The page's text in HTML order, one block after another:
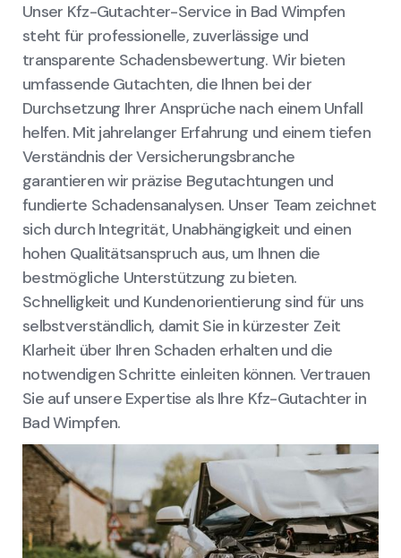
Unser Kfz-Gutachter-Service in Bad Wimpfen
steht für professionelle, zuverlässige und
transparente Schadensbewertung. Wir bieten
umfassende Gutachten, die Ihnen bei der
Durchsetzung Ihrer Ansprüche nach einem Unfall
helfen. Mit jahrelanger Erfahrung und einem tiefen
Verständnis der Versicherungsbranche
garantieren wir präzise Begutachtungen und
fundierte Schadensanalysen. Unser Team zeichnet
sich durch Integrität, Unabhängigkeit und einen
hohen Qualitätsanspruch aus, um Ihnen die
bestmögliche Unterstützung zu bieten.
Schnelligkeit und Kundenorientierung sind für uns
selbstverständlich, damit Sie in kürzester Zeit
Klarheit über Ihren Schaden erhalten und die
notwendigen Schritte einleiten können. Vertrauen
Sie auf unsere Expertise als Ihre Kfz-Gutachter in
Bad Wimpfen.